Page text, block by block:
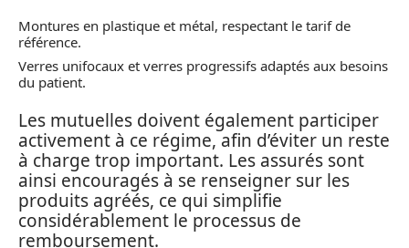
Montures en plastique et métal, respectant le tarif de
référence.
Verres unifocaux et verres progressifs adaptés aux besoins
du patient.
Les mutuelles doivent également participer
activement à ce régime, afin d’éviter un reste
à charge trop important. Les assurés sont
ainsi encouragés à se renseigner sur les
produits agréés, ce qui simplifie
considérablement le processus de
remboursement.